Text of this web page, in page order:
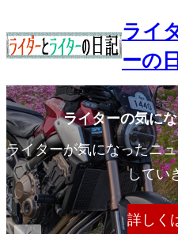
容
を
キ
ッ
プ
ライ
ーの
ライターの気に
ライターが気になったニ
してい
詳しく